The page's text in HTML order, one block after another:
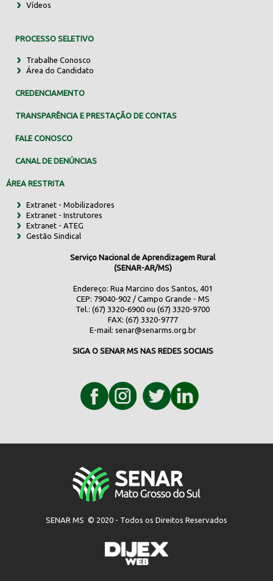
Vídeos
PROCESSO SELETIVO
Trabalhe Conosco
Área do Candidato
CREDENCIAMENTO
TRANSPARÊNCIA E PRESTAÇÃO DE CONTAS
FALE CONOSCO
CANAL DE DENÚNCIAS
ÁREA RESTRITA
Extranet - Mobilizadores
Extranet - Instrutores
Extranet - ATEG
Gestão Sindical
Serviço Nacional de Aprendizagem Rural
(SENAR-AR/MS)
Endereço: Rua Marcino dos Santos, 401
CEP: 79040-902 / Campo Grande - MS
Tel.: (67) 3320-6900 ou (67) 3320-9700
FAX: (67) 3320-9777
E-mail: senar@senarms.org.br
SIGA O SENAR MS NAS REDES SOCIAIS
SENAR MS © 2020 - Todos os Direitos Reservados